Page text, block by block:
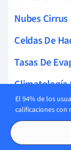
Nubes Cirrus
Celdas De
Tasas De
Climatología
Zonas
Isotermas
El 94% de los
calificaciones